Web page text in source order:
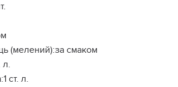
(мелений):за смаком
л.
ст. л.